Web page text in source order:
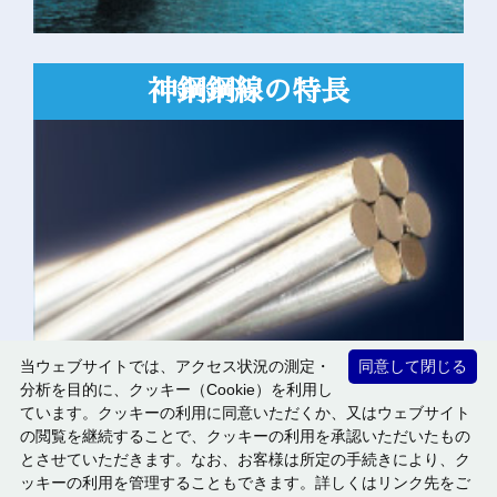
神鋼鋼線の特長
同意して閉じる
当ウェブサイトでは、アクセス状況の測定・
分析を目的に、クッキー（Cookie）を利用し
ています。クッキーの利用に同意いただくか、又はウェブサイト
の閲覧を継続することで、クッキーの利用を承認いただいたもの
とさせていただきます。なお、お客様は所定の手続きにより、ク
ッキーの利用を管理することもできます。詳しくはリンク先をご